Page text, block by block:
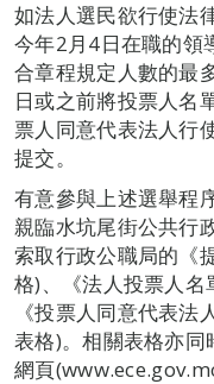
如法人選民欲行使法
今年2月4日在職的領
合章程規定人數的最
日或之前將投票人名
票人同意代表法人行
提交。
有意參與上述選舉程
親臨水坑尾街公共行
索取行政公職局的《
格)、《法人投票人名
《投票人同意代表
表格)。相關表格亦
網頁